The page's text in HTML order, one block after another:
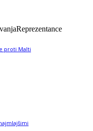
Reprezentance
proti Malti